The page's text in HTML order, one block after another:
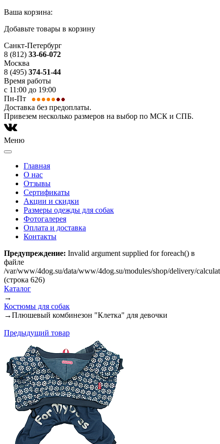
Ваша корзина:
Добавьте товары в корзину
Санкт-Петербург
8 (812) 33-66-072
Москва
8 (495) 374-51-44
Время работы
с 11:00 до 19:00
Пн-Пт
Доставка без предоплаты.
Привезем несколько размеров на выбор по МСК и СПБ.
Меню
Главная
О нас
Отзывы
Сертификаты
Акции и скидки
Размеры одежды для собак
Фотогалерея
Оплата и доставка
Контакты
Предупреждение: Invalid argument supplied for foreach() в
файле
/var/www/4dog.su/data/www/4dog.su/modules/shop/delivery/
(строка 626)
Каталог
→
Костюмы для собак
→Плюшевый комбинезон "Клетка" для девочки
Предыдущий товар